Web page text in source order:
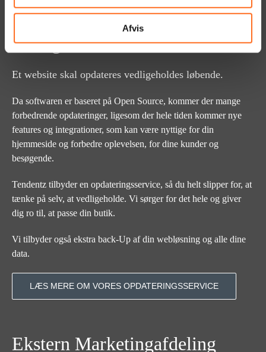
Afvis
Opdateringsservice &
Vedlighold
Et website skal opdateres vedligeholdes løbende.
Da softwaren er baseret på Open Source, kommer der mange
forbedrende opdateringer, ligesom der hele tiden kommer nye
features og integrationer, som kan være nyttige for din
hjemmeside og forbedre oplevelsen, for dine kunder og
besøgende.
Tendentz tilbyder en opdateringsservice, så du helt slipper for, at
tænke på selv, at vedligeholde. Vi sørger for det hele og giver
dig ro til, at passe din butik.
Vi tilbyder også ekstra back-Up af din webløsning og alle dine
data.
LÆS MERE OM VORES OPDATERINGSSERVICE
Ekstern Marketingafdeling